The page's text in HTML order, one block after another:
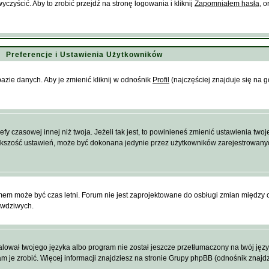
Aby to zrobić przejdź na stronę logowania i kliknij Zapomniałem hasła,
Preferencje i Ustawienia Użytkowników
danych. Aby je zmienić kliknij w odnośnik Profil (najczęściej znajduje się na
czasowej innej niż twoja. Jeżeli tak jest, to powinieneś zmienić ustawienia
ustawień, może być dokonana jedynie przez użytkowników
może być czas letni. Forum nie jest zaprojektowane do osbługi zmian
twojego języka albo program nie został jeszcze przetłumaczony na twój
je zrobić. Więcej informacji znajdziesz na stronie Grupy phpBB (odnośnik